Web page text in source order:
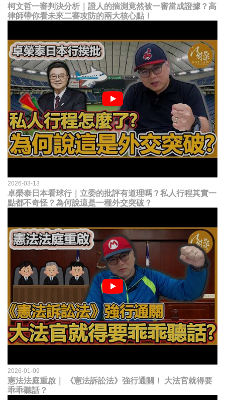
柯文哲一審判決分析｜證人的揣測竟然被一審當成證據？高
律師帶你看未來二審攻防的兩大核心點！
2026-03-13
卓榮泰日本看球行｜立委的批評有道理嗎？私人行程其實一
點都不奇怪？為何說這是一種外交突破？
2026-01-09
憲法法庭重啟｜ 《憲法訴訟法》強行通關！ 大法官就得要
乖乖聽話？